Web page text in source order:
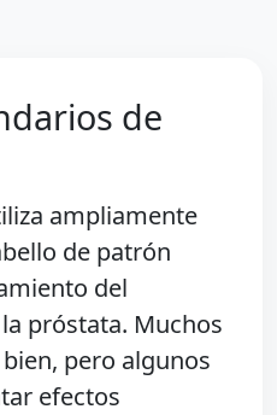
de
ampliamente
de patrón
del
próstata. Muchos
pero algunos
efectos